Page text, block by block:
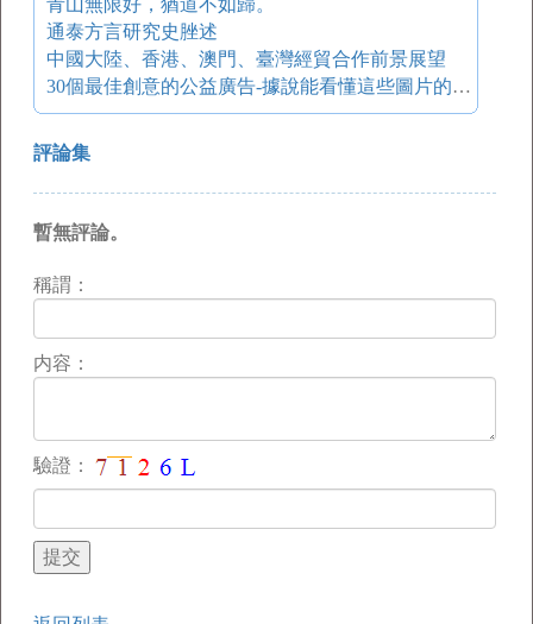
青山無限好，猶道不如歸。
通泰方言研究史脞述
中國大陸、香港、澳門、臺灣經貿合作前景展望
30個最佳創意的公益廣告-據說能看懂這些圖片的人設計水平都很高
評論集
暫無評論。
稱謂：
内容：
驗證：